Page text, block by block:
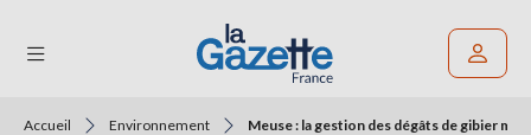
Accueil Environnement Meuse : la gestion des dégâts de gibier